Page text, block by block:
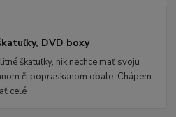
DVD boxy
škatuľky, nik nechce mať svoju
či popraskanom obale. Chápem
celé